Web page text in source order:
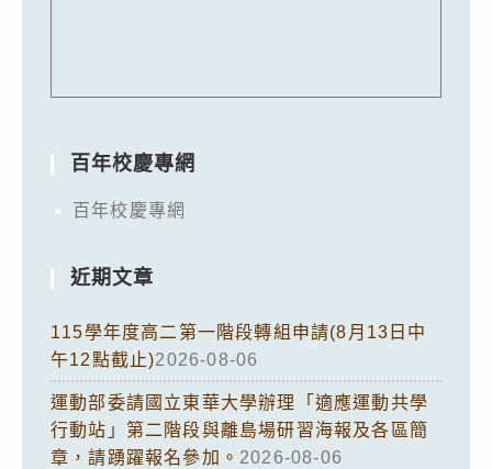
百年校慶專網
百年校慶專網
近期文章
115學年度高二第一階段轉組申請(8月13日中
午12點截止)2026-08-06
運動部委請國立東華大學辦理「適應運動共學
行動站」第二階段與離島場研習海報及各區簡
章，請踴躍報名參加。 2026-08-06